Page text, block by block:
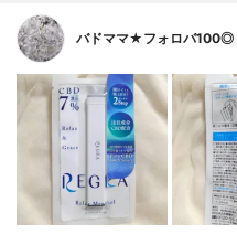
バドママ★フォロバ100◎